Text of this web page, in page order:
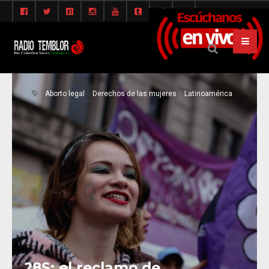
Aborto legal Derechos de las mujeres Latinoamérica